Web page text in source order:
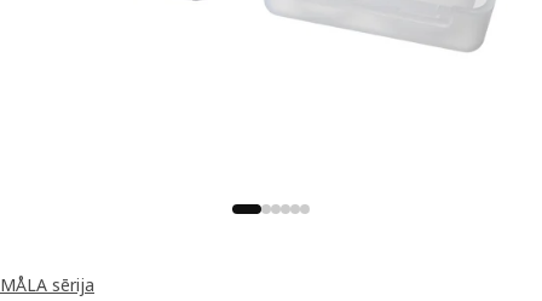
MÅLA sērija